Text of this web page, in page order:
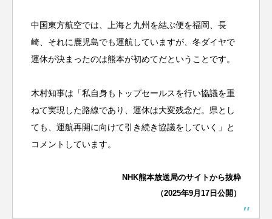
中国東方航空では、上海と九州を結ぶ便を福岡、長
崎、それに鹿児島でも運航していますが、冬ダイヤで
運休が決まったのは熊本が初めてだということです。
木村知事は「私自身もトップセールスを行い協議を重
ねて実現した路線であり、運休は大変残念だ。県とし
ても、運航再開に向けて引き続き協議をしていく」と
コメントしています。
NHK熊本放送局のサイトから抜粋
（2025年9月17日公開）